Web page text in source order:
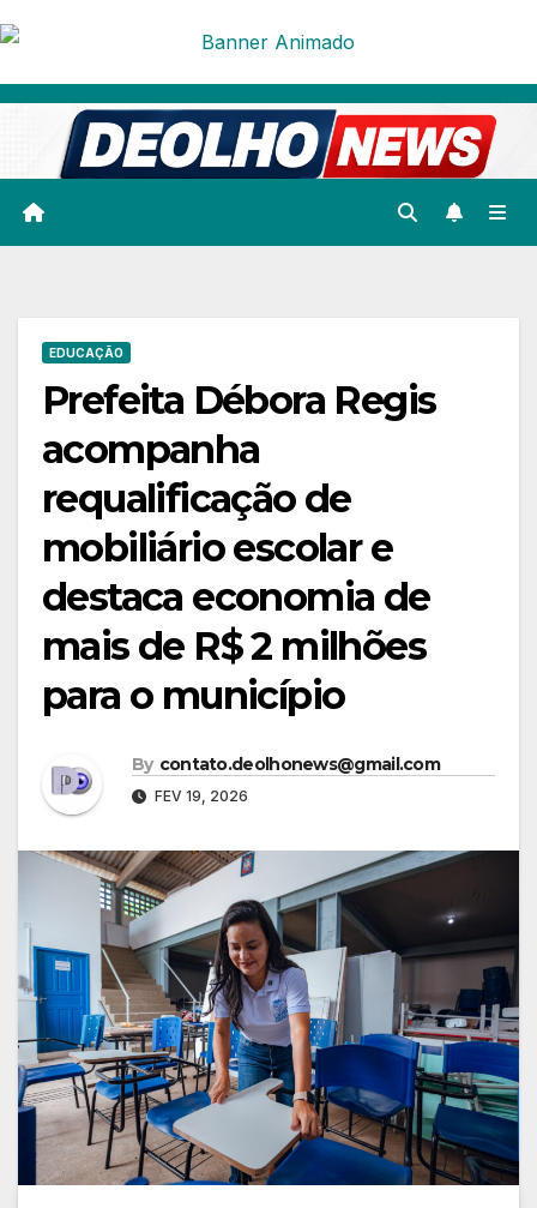
Skip
content
EDUCAÇÃO
Prefeita Débora Regis
acompanha
requalificação de
mobiliário escolar e
destaca economia de
mais de R$ 2 milhões
para o município
By contato.deolhonews@gmail.com
FEV 19, 2026